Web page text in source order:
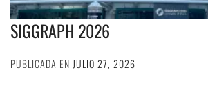
SIGGRAPH 2026
PUBLICADA EN JULIO 27, 2026